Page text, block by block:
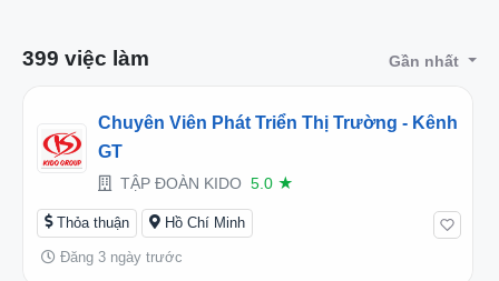
399 việc làm Gần nhất
Chuyên Viên Phát Triển Thị Trường - Kênh
GT
TẬP ĐOÀN KIDO 5.0 ★
Thỏa thuận Hồ Chí Minh
Đăng 3 ngày trước